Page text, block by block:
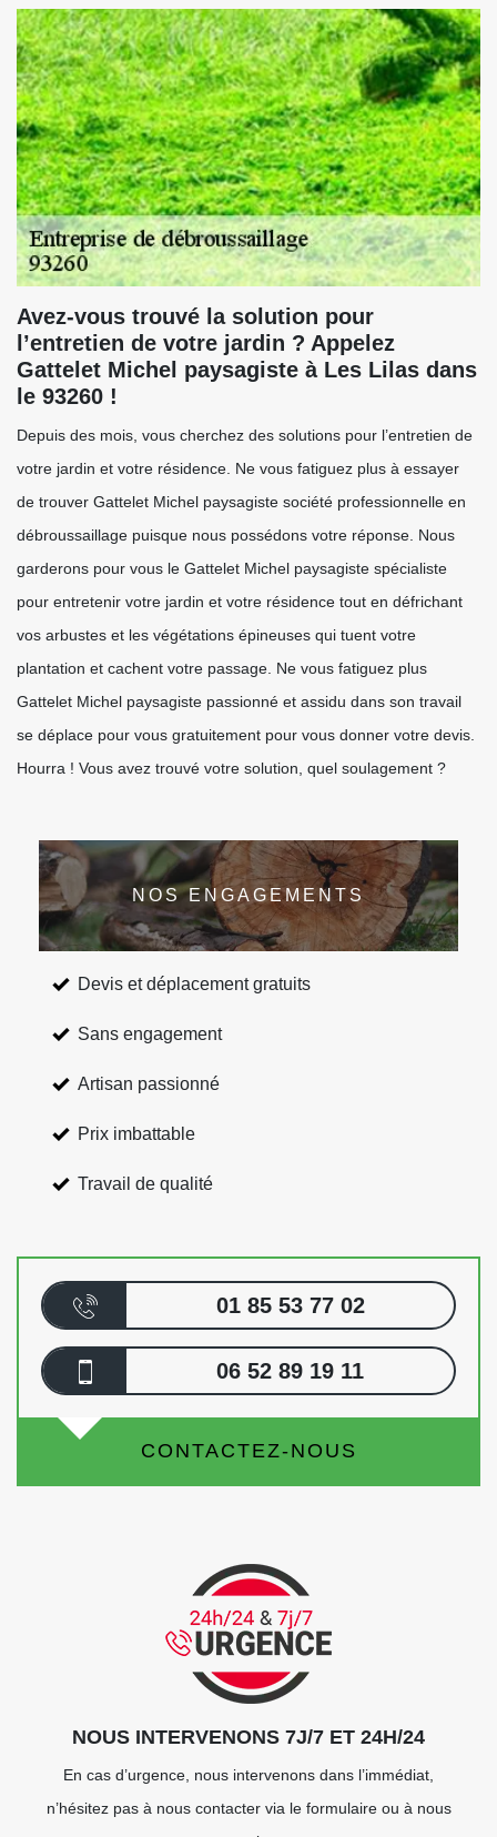
Avez-vous trouvé la solution pour
l’entretien de votre jardin ? Appelez
Gattelet Michel paysagiste à Les Lilas dans
le 93260 !
Depuis des mois, vous cherchez des solutions pour l’entretien de
votre jardin et votre résidence. Ne vous fatiguez plus à essayer
de trouver Gattelet Michel paysagiste société professionnelle en
débroussaillage puisque nous possédons votre réponse. Nous
garderons pour vous le Gattelet Michel paysagiste spécialiste
pour entretenir votre jardin et votre résidence tout en défrichant
vos arbustes et les végétations épineuses qui tuent votre
plantation et cachent votre passage. Ne vous fatiguez plus
Gattelet Michel paysagiste passionné et assidu dans son travail
se déplace pour vous gratuitement pour vous donner votre devis.
Hourra ! Vous avez trouvé votre solution, quel soulagement ?
NOS ENGAGEMENTS
Devis et déplacement gratuits
Sans engagement
Artisan passionné
Prix imbattable
Travail de qualité
01 85 53 77 02
06 52 89 19 11
CONTACTEZ-NOUS
NOUS INTERVENONS 7J/7 ET 24H/24
En cas d’urgence, nous intervenons dans l’immédiat,
n’hésitez pas à nous contacter via le formulaire ou à nous